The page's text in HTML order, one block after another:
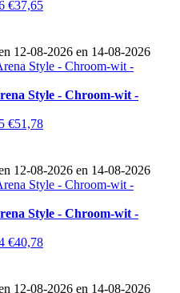
€37,65
12-08-2026 en 14-08-2026
Style - Chroom-wit -
€51,78
12-08-2026 en 14-08-2026
Style - Chroom-wit -
€40,78
12-08-2026 en 14-08-2026